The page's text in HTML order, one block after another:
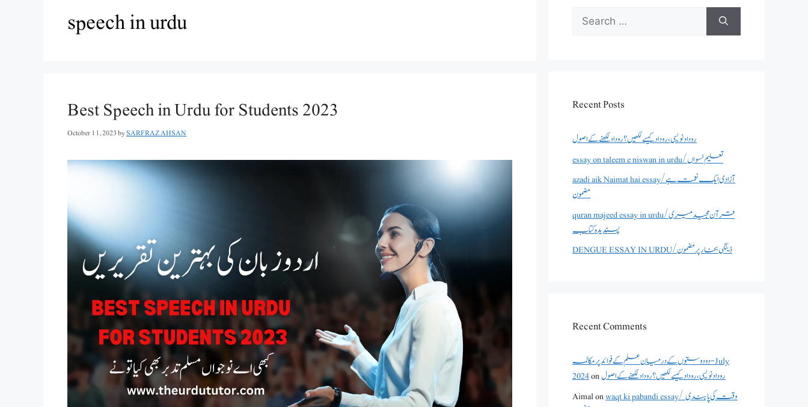
speech in urdu
Best Speech in Urdu for Students 2023
October 11, 2023bySARFRAZ AHSAN
Search
for:
Recent Posts
روداد نویسی ،روداد کیسے لکھیں؟ روداد لکھنے کے اصول
essay on taleem e niswan in urdu/تعلیم نسواں
azadi aik Naimat hai essay/آزادی ایک نعمت ہے
مضمون
quran majeed essay in urdu/قرآن مجید میری
پسندیدہ کتاب
DENGUE ESSAY IN URDU/ڈینگی بخار پر مضمون
Recent Comments
دو دوستوں کے درمیان علم کے فوائد پر مکالمہ - July
2024onروداد نویسی ،روداد کیسے لکھیں؟ روداد لکھنے کے اصول
Aimalonwaqt ki pabandi essay/ وقت کی پابندی